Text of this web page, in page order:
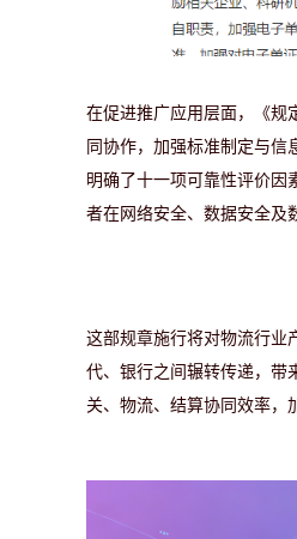
在促进推广应用层面，《规
同协作，加强标准制定与信
明确了十一项可靠性评价因
者在网络安全、数据安全及
这部规章施行将对物流行业
代、银行之间辗转传递，带
关、物流、结算协同效率，